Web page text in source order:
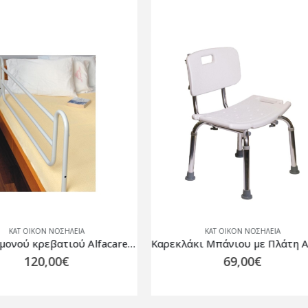
ΚΑΤ ΟΙΚΟΝ ΝΟΣΗΛΕΙΑ
Καρεκλάκι Μπάνιου με Πλάτη Αλουμινίου 0804454
69,00€
ΚΑΤ ΟΙΚΟΝ ΝΟΣΗΛΕΙΑ ,ΝΟΣΟΚΟΜΕΙΑΚΈΣ
1.090,00